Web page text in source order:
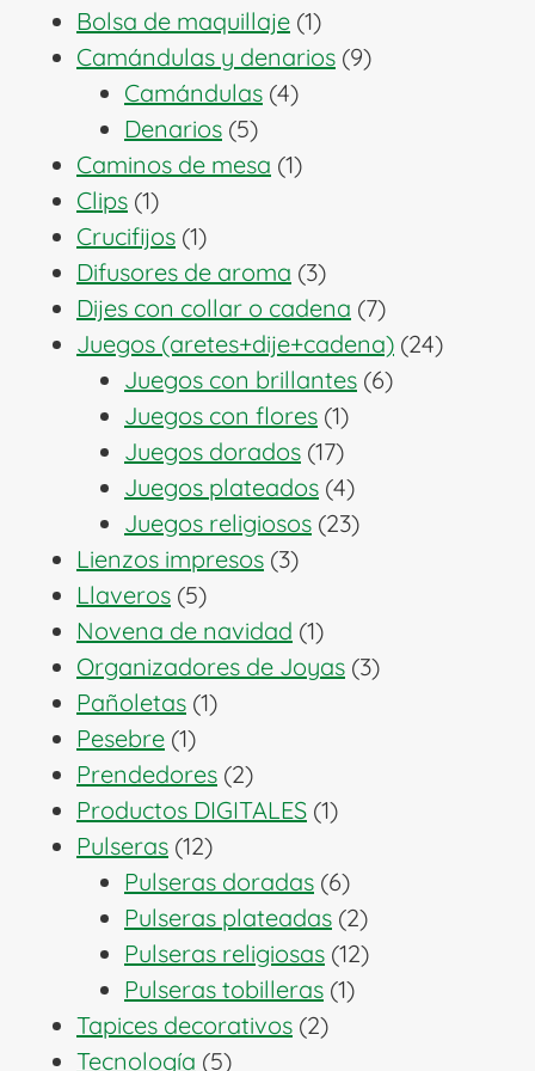
Bolsa de maquillaje 11
producto
Camándulas y denarios 99
Camándulas 44
Denarios 55
productos
Caminos de mesa 11
Clips 11
producto
Crucifijos 11
producto
Difusores de aroma 33
productos
Dijes con collar o cadena 77
productos
Juegos (aretes+dije+cadena) 2424
Juegos con brillantes 66
Juegos con flores 11
producto
Juegos dorados 1717
productos
Juegos plateados 44
productos
Juegos religiosos 2323
Lienzos impresos 33
Llaveros 55
productos
Novena de navidad 11
producto
Organizadores de Joyas 33
Pañoletas 11
Pesebre 11
producto
Prendedores 22
productos
Productos DIGITALES 11
Pulseras 1212
productos
Pulseras doradas 66
productos
Pulseras plateadas 22
productos
Pulseras religiosas 1212
Pulseras tobilleras 11
Tapices decorativos 22
Tecnología 55